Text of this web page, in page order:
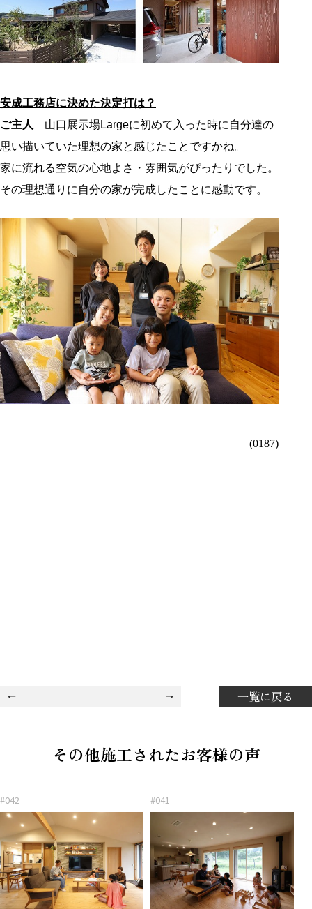
安成工務店に決めた決定打は？
ご主人
山口展示場Largeに初めて入った時に自分達の
思い描いていた理想の家と感じたことですかね。
家に流れる空気の心地よさ・雰囲気がぴったりでした。
その理想通りに自分の家が完成したことに感動です。
(0187)
一覧に戻る
その他施工されたお客様の声
#042 #041